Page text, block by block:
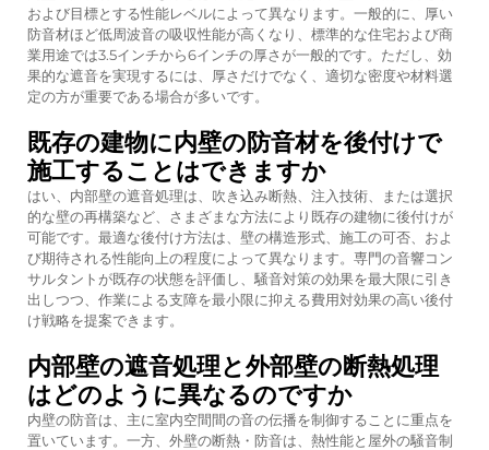
および目標とする性能レベルによって異なります。一般的に、厚い
防音材ほど低周波音の吸収性能が高くなり、標準的な住宅および商
業用途では3.5インチから6インチの厚さが一般的です。ただし、効
果的な遮音を実現するには、厚さだけでなく、適切な密度や材料選
定の方が重要である場合が多いです。
既存の建物に内壁の防音材を後付けで
施工することはできますか
はい、内部壁の遮音処理は、吹き込み断熱、注入技術、または選択
的な壁の再構築など、さまざまな方法により既存の建物に後付けが
可能です。最適な後付け方法は、壁の構造形式、施工の可否、およ
び期待される性能向上の程度によって異なります。専門の音響コン
サルタントが既存の状態を評価し、騒音対策の効果を最大限に引き
出しつつ、作業による支障を最小限に抑える費用対効果の高い後付
け戦略を提案できます。
内部壁の遮音処理と外部壁の断熱処理
はどのように異なるのですか
内壁の防音は、主に室内空間間の音の伝播を制御することに重点を
置いています。一方、外壁の断熱・防音は、熱性能と屋外の騒音制